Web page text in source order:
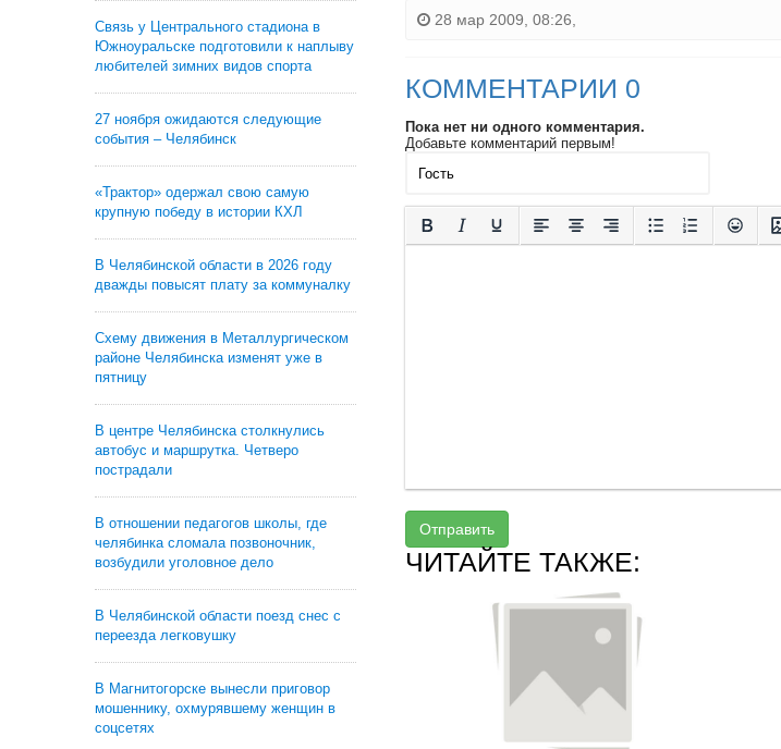
Связь у Центрального стадиона в
Южноуральске подготовили к наплыву
любителей зимних видов спорта
27 ноября ожидаются следующие
события – Челябинск
«Трактор» одержал свою самую
крупную победу в истории КХЛ
В Челябинской области в 2026 году
дважды повысят плату за коммуналку
Схему движения в Металлургическом
районе Челябинска изменят уже в
пятницу
В центре Челябинска столкнулись
автобус и маршрутка. Четверо
пострадали
В отношении педагогов школы, где
челябинка сломала позвоночник,
возбудили уголовное дело
В Челябинской области поезд снес с
переезда легковушку
В Магнитогорске вынесли приговор
мошеннику, охмурявшему женщин в
соцсетях
28 мар 2009, 08:26,
КОММЕНТАРИИ 0
Пока нет ни одного комментария.
Добавьте комментарий первым!
Отправить
ЧИТАЙТЕ ТАКЖЕ: